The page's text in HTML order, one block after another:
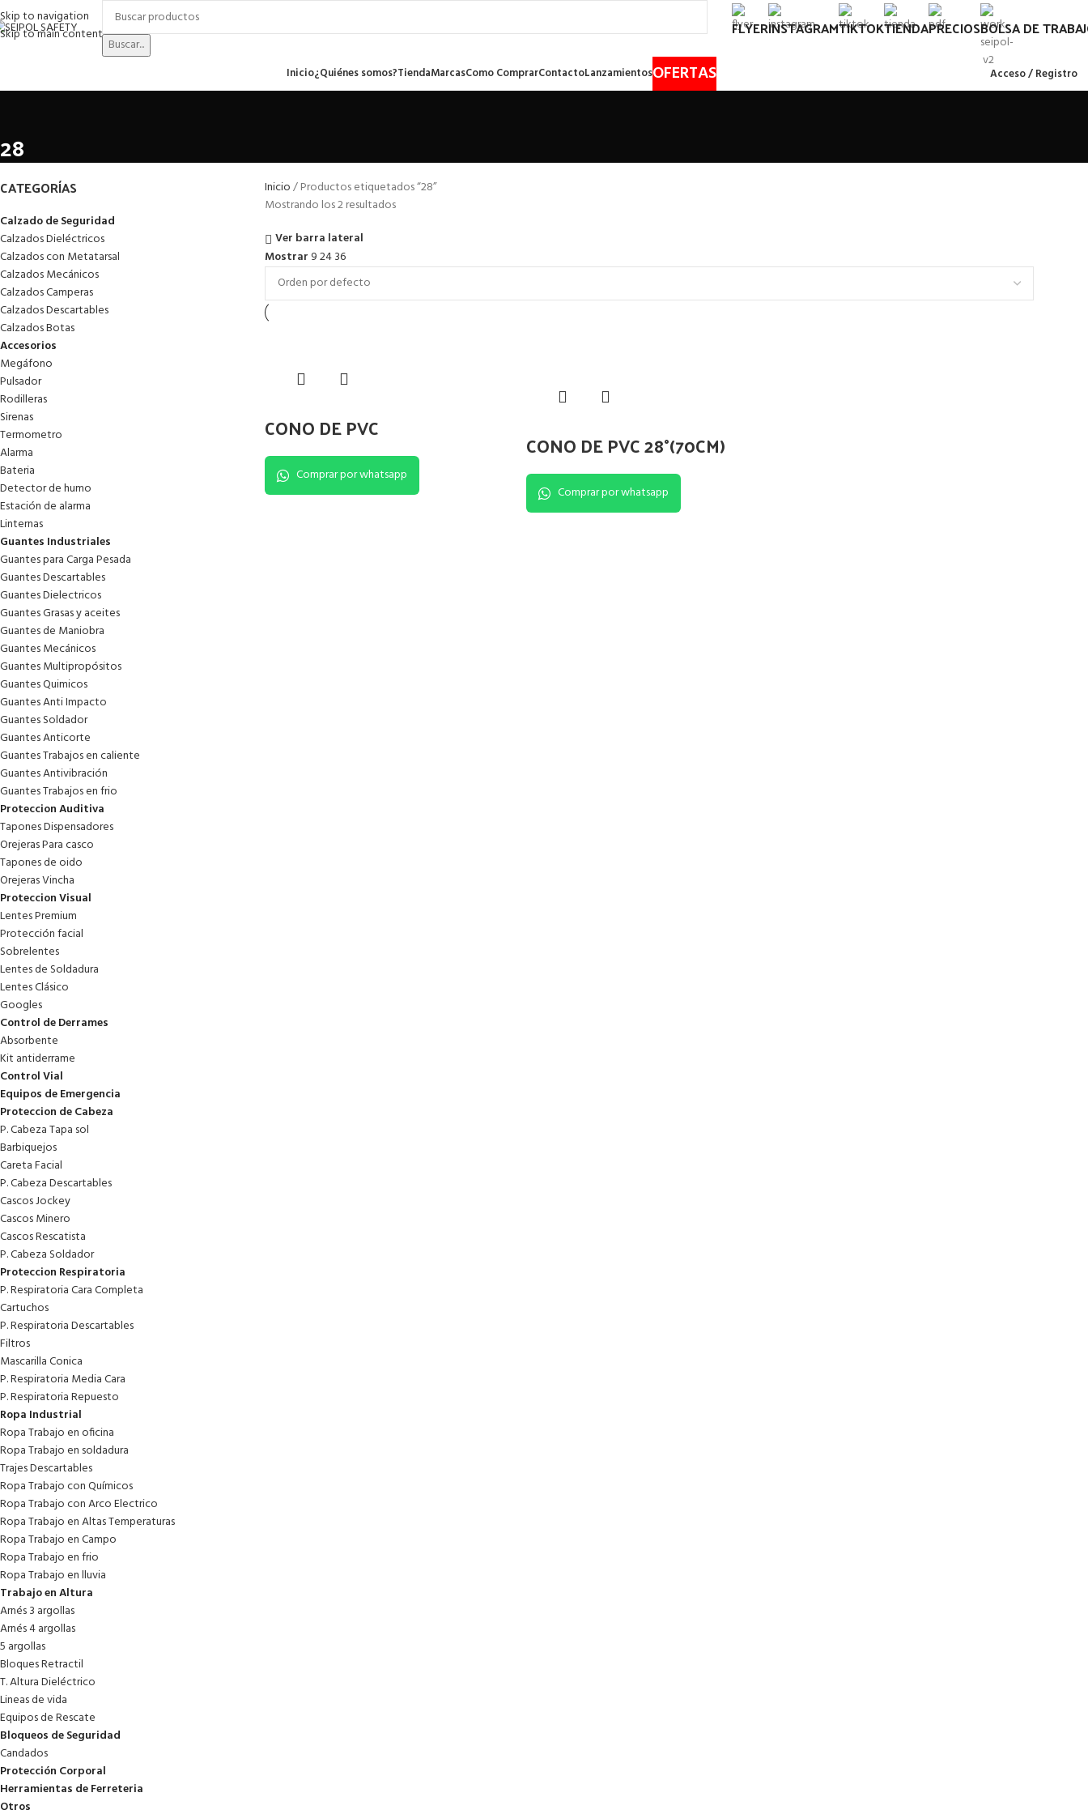
Skip to navigation
Skip to main content
Buscar...
FLYERINSTAGRAMTIKTOKTIENDAPRECIOSBOLSA DE
Inicio¿Quiénes somos?TiendaMarcasComo ComprarContactoLanzamientosOFERTAS Acceso / Registro
28
CATEGORÍAS
Calzado de Seguridad
Calzados Dieléctricos
Calzados con Metatarsal
Calzados Mecánicos
Calzados Camperas
Calzados Descartables
Calzados Botas
Accesorios
Megáfono
Pulsador
Rodilleras
Sirenas
Termometro
Alarma
Bateria
Detector de humo
Estación de alarma
Linternas
Guantes Industriales
Guantes para Carga Pesada
Guantes Descartables
Guantes Dielectricos
Guantes Grasas y aceites
Guantes de Maniobra
Guantes Mecánicos
Guantes Multipropósitos
Guantes Quimicos
Guantes Anti Impacto
Guantes Soldador
Guantes Anticorte
Guantes Trabajos en caliente
Guantes Antivibración
Guantes Trabajos en frio
Proteccion Auditiva
Tapones Dispensadores
Orejeras Para casco
Tapones de oido
Orejeras Vincha
Proteccion Visual
Lentes Premium
Protección facial
Sobrelentes
Lentes de Soldadura
Lentes Clásico
Googles
Control de Derrames
Absorbente
Kit antiderrame
Control Vial
Equipos de Emergencia
Proteccion de Cabeza
P. Cabeza Tapa sol
Barbiquejos
Careta Facial
P. Cabeza Descartables
Cascos Jockey
Cascos Minero
Cascos Rescatista
P. Cabeza Soldador
Proteccion Respiratoria
P. Respiratoria Cara Completa
Cartuchos
P. Respiratoria Descartables
Filtros
Mascarilla Conica
P. Respiratoria Media Cara
P. Respiratoria Repuesto
Ropa Industrial
Ropa Trabajo en oficina
Ropa Trabajo en soldadura
Trajes Descartables
Ropa Trabajo con Químicos
Ropa Trabajo con Arco Electrico
Ropa Trabajo en Altas Temperaturas
Ropa Trabajo en Campo
Ropa Trabajo en frio
Ropa Trabajo en lluvia
Trabajo en Altura
Arnés 3 argollas
Arnés 4 argollas
5 argollas
Bloques Retractil
T. Altura Dieléctrico
Lineas de vida
Equipos de Rescate
Bloqueos de Seguridad
Candados
Protección Corporal
Herramientas de Ferreteria
Otros
Inicio
Productos etiquetados “28”
Mostrando los 2 resultados
Ver barra lateral
Mostrar 92436
CONO DE PVC
Comprar por whatsapp
CONO DE PVC 28°(70CM)
Comprar por whatsapp